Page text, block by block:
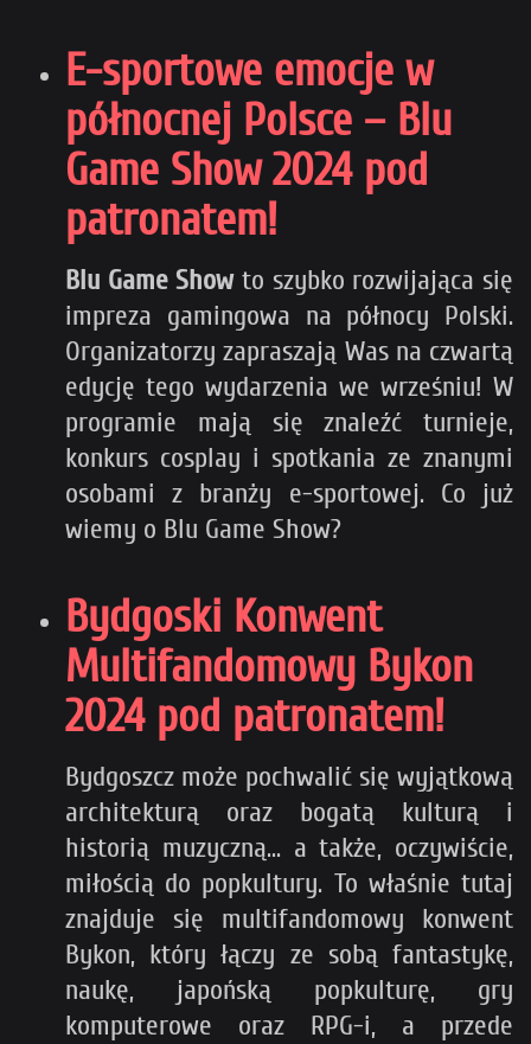
E-sportowe emocje w
północnej Polsce – Blu
Game Show 2024 pod
patronatem!
Blu Game Showto szybko rozwijająca się
impreza gamingowa na północy Polski.
Organizatorzy zapraszają Was na czwartą
edycję tego wydarzenia we wrześniu! W
programie mają się znaleźć turnieje,
konkurs cosplay i spotkania ze znanymi
osobami z branży e-sportowej. Co już
wiemy o Blu Game Show?
Bydgoski Konwent
Multifandomowy Bykon
2024 pod patronatem!
Bydgoszcz może pochwalić się wyjątkową
architekturą oraz bogatą kulturą i
historią muzyczną... a także, oczywiście,
miłością do popkultury. To właśnie tutaj
znajduje się multifandomowy konwent
Bykon, który łączy ze sobą fantastykę,
naukę, japońską popkulturę, gry
komputerowe oraz RPG-i, a przede